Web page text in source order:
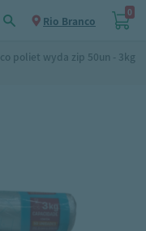
Rio Branco
0
poliet wyda zip 50un - 3kg